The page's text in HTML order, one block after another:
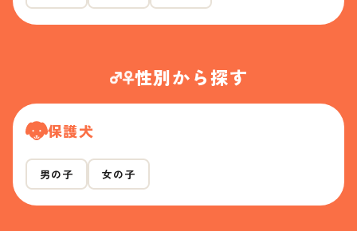
性別から探す
保護犬
男の子 女の子